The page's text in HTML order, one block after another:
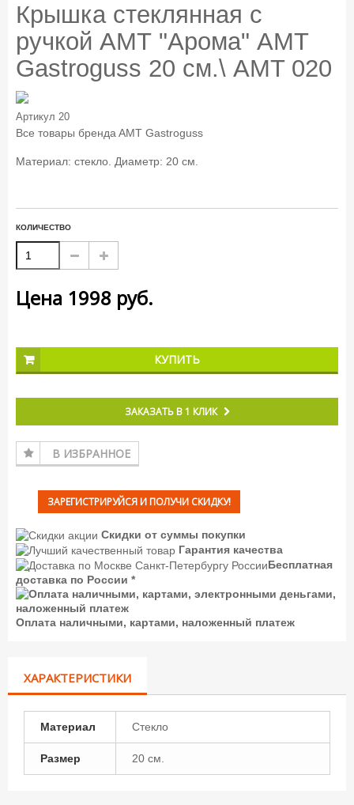
Крышка стеклянная c
ручкой АМТ "Арома" AMT
Gastroguss 20 см.\ AMT 020
Артикул 20
Все товары бренда AMT Gastroguss
Материал: стекло. Диаметр: 20 см.
КОЛИЧЕСТВО
Цена 1998 руб.
КУПИТЬ
ЗАКАЗАТЬ В 1 КЛИК
В ИЗБРАННОЕ
ЗАРЕГИСТРИРУЙСЯ И ПОЛУЧИ СКИДКУ!
Скидки от суммы покупки
Гарантия качества
Бесплатная
доставка по России *
Оплата наличными, картами, наложенный платеж
ХАРАКТЕРИСТИКИ
Материал Стекло
Размер 20 см.